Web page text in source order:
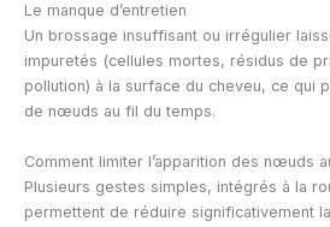
Le manque d’entretien
Un brossage insuffisant ou irrégulier
impuretés (cellules mortes, résidus de
pollution) à la surface du cheveu, ce qui
de nœuds au fil du temps.
Comment limiter l’apparition des nœuds
Plusieurs gestes simples, intégrés à la
permettent de réduire significativement